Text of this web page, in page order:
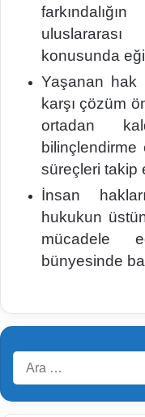
konusunda
Yaşanan hak
karşı çözüm
ortadan
bilinçlendirme
süreçleri takip
İnsan
hukukun
mücadele
bünyesinde